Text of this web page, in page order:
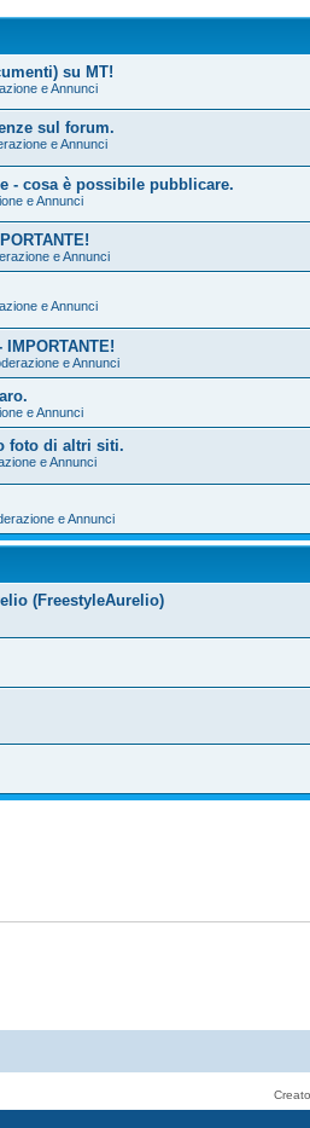
su MT!
e Annunci
sul forum.
e Annunci
- cosa è possibile pubblicare.
e Annunci
e Annunci
e Annunci
e Annunci
e Annunci
foto di altri siti.
e Annunci
e Annunci
(FreestyleAurelio)